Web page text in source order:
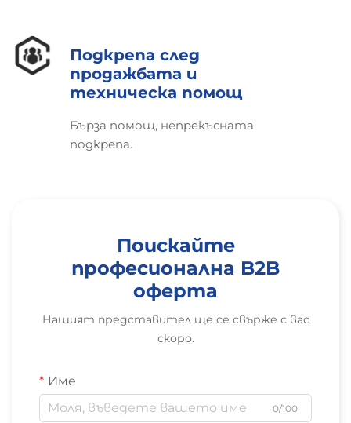
Подкрепа след
продажбата и
техническа помощ
Бърза помощ, непрекъсната
подкрепа.
Поискайте
професионална B2B
оферта
Нашият представител ще се свърже с вас
скоро.
Име
0/100